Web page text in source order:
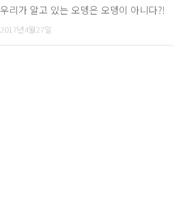
우리가 알고 있는 오뎅은 오뎅이 아니다?!
2017년4월27일